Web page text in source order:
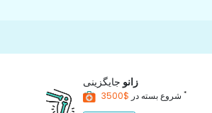
زانو جایگزینی
شروع بسته در *